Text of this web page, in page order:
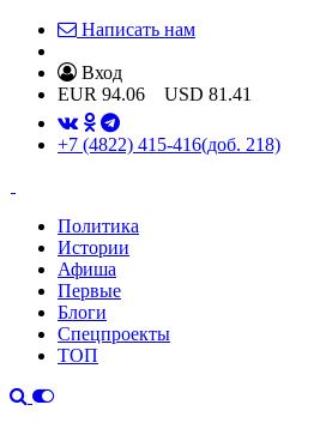
Написать нам
Вход
EUR 94.06 USD 81.41
+7 (4822) 415-416(доб. 218)
Политика
Истории
Афиша
Первые
Блоги
Спецпроекты
ТОП